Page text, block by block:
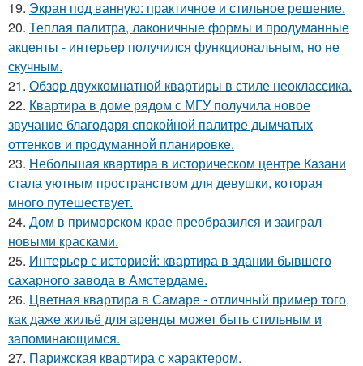
19. Экран под ванную: практичное и стильное решение.
20. Теплая палитра, лаконичные формы и продуманные
акценты - интерьер получился функциональным, но не
скучным.
21. Обзор двухкомнатной квартиры в стиле неоклассика.
22. Квартира в доме рядом с МГУ получила новое
звучание благодаря спокойной палитре дымчатых
оттенков и продуманной планировке.
23. Небольшая квартира в историческом центре Казани
стала уютным пространством для девушки, которая
много путешествует.
24. Дом в приморском крае преобразился и заиграл
новыми красками.
25. Интерьер с историей: квартира в здании бывшего
сахарного завода в Амстердаме.
26. Цветная квартира в Самаре - отличный пример того,
как даже жильё для аренды может быть стильным и
запоминающимся.
27. Парижская квартира с характером.